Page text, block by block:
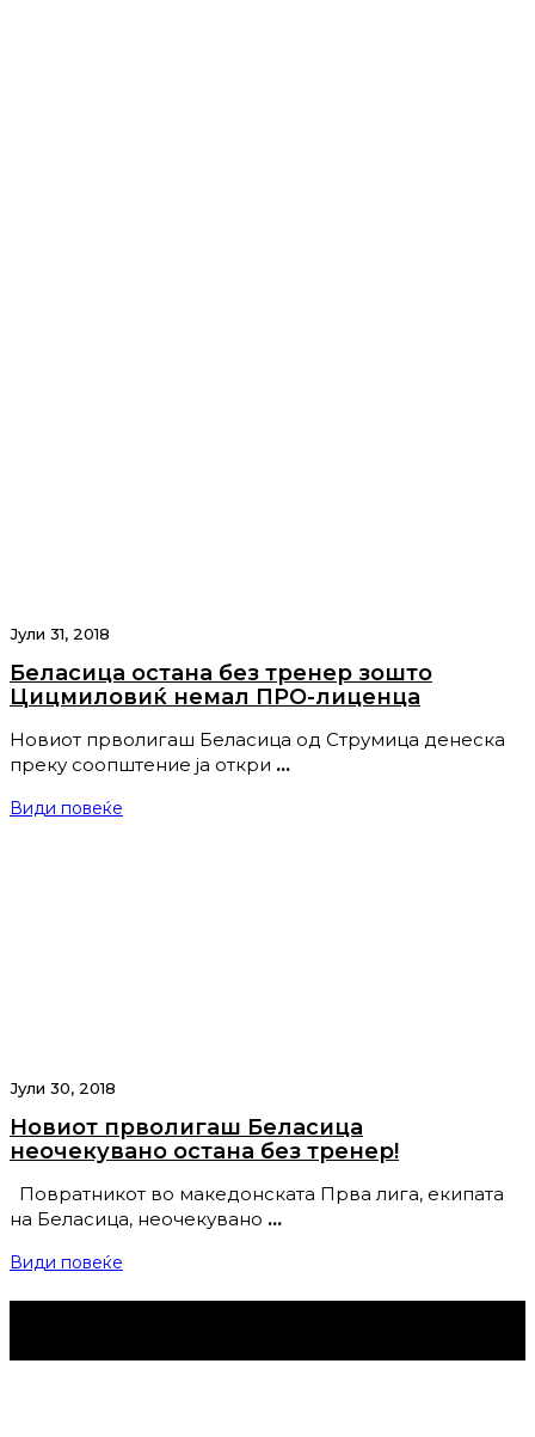
Јули 31, 2018
Беласица остана без тренер зошто
Цицмиловиќ немал ПРО-лиценца
Новиот прволигаш Беласица од Струмица денеска
преку соопштение ја откри …
Види повеќе
Јули 30, 2018
Новиот прволигаш Беласица
неочекувано остана без тренер!
Повратникот во македонската Прва лига, екипата
на Беласица, неочекувано …
Види повеќе